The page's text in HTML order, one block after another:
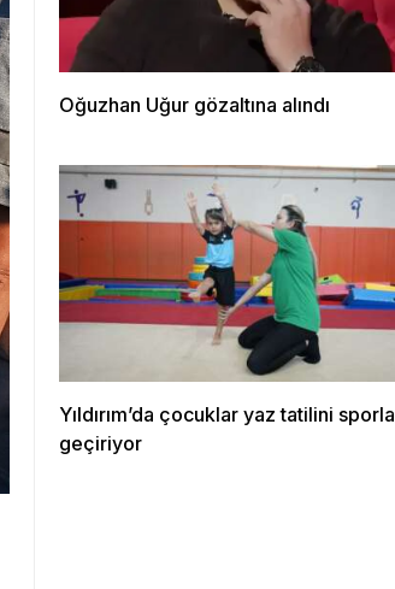
Oğuzhan Uğur gözaltına alındı
Yıldırım’da çocuklar yaz tatilini sporla
geçiriyor